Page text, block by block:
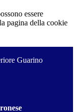
essere
pagina della cookie
Guarino